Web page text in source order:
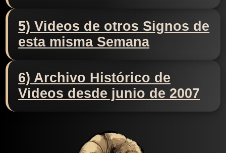
5) Videos de otros Signos de
esta misma Semana
6) Archivo Histórico de
Videos desde junio de 2007